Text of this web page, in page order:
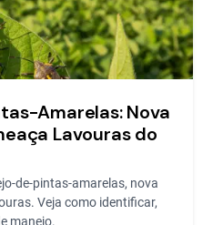
Amarelas: Nova
Lavouras do
de-pintas-amarelas, nova
Veja como identificar,
manejo.